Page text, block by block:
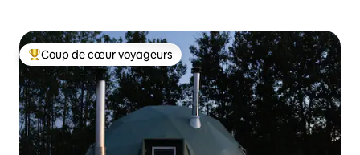
Coups de cœur voyageurs les plus appréciés
Coup de cœur voyageurs